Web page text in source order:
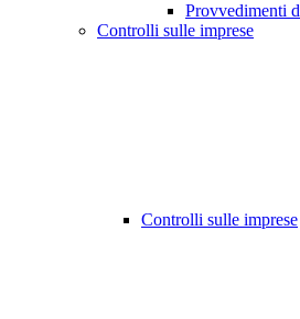
Provvedimenti
Controlli sulle imprese
Controlli sulle imprese